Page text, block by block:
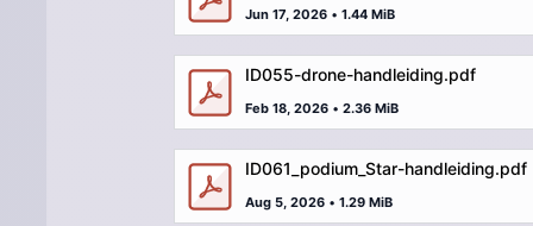
Jun 17, 2026 • 1.44 MiB
ID055-drone-handleiding.pdf
Feb 18, 2026 • 2.36 MiB
ID061_podium_Star-handleiding.pdf
Aug 5, 2026 • 1.29 MiB